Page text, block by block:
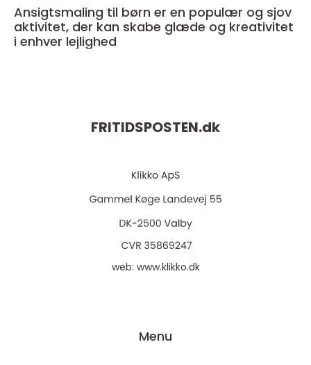
Ansigtsmaling til børn er en populær og sjov
aktivitet, der kan skabe glæde og kreativitet
i enhver lejlighed
FRITIDSPOSTEN.dk
web: www.klikko.dk
Menu